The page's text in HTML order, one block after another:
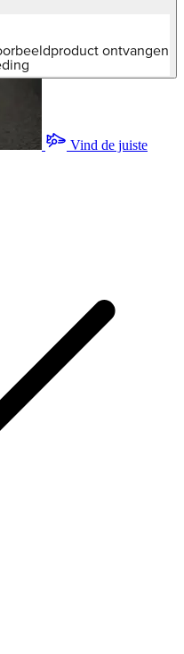
ontvangen
Vind de juiste